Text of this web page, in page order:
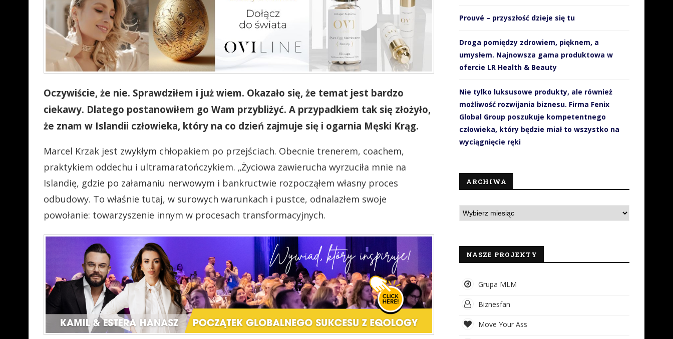
Oczywiście, że nie. Sprawdziłem i już wiem. Okazało się, że temat jest bardzo
ciekawy. Dlatego postanowiłem go Wam przybliżyć. A przypadkiem tak się złożyło,
że znam w Islandii człowieka, który na co dzień zajmuje się i ogarnia Męski Krąg.
Marcel Krzak jest zwykłym chłopakiem po przejściach. Obecnie trenerem, coachem,
praktykiem oddechu i ultramaratończykiem. „Życiowa zawierucha wyrzuciła mnie na
Islandię, gdzie po załamaniu nerwowym i bankructwie rozpocząłem własny proces
odbudowy. To właśnie tutaj, w surowych warunkach i pustce, odnalazłem swoje
powołanie: towarzyszenie innym w procesach transformacyjnych.
Prouvé – przyszłość dzieje się tu
Droga pomiędzy zdrowiem, pięknem, a
umysłem. Najnowsza gama produktowa w
ofercie LR Health & Beauty
Nie tylko luksusowe produkty, ale również
możliwość rozwijania biznesu. Firma Fenix
Global Group poszukuje kompetentnego
człowieka, który będzie miał to wszystko na
wyciągnięcie ręki
ARCHIWA
NASZE PROJEKTY
Grupa MLM
Biznesfan
Move Your Ass